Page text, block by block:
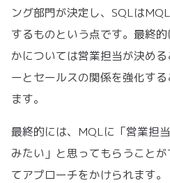
ング部門が決定し、SQLは
するものという点です。最終
かについては営業担当が決め
ーとセールスの関係を強化す
ます。
最終的には、MQLに「営業担
みたい」と思ってもらうこと
てアプローチをかけられます。